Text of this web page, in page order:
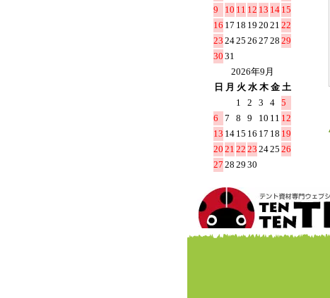
9
10 11 12 13 14 15
16 17 18 19 20 21 22
23 2425 26 27 28 29
30 31
2026年9月
日 月 火 水 木 金 土
1
2 3 4 5
6
7 8 9 10 11 12
13 14 15 16 17 18 19
20 21 22 23 2425 26
27 28 29 30